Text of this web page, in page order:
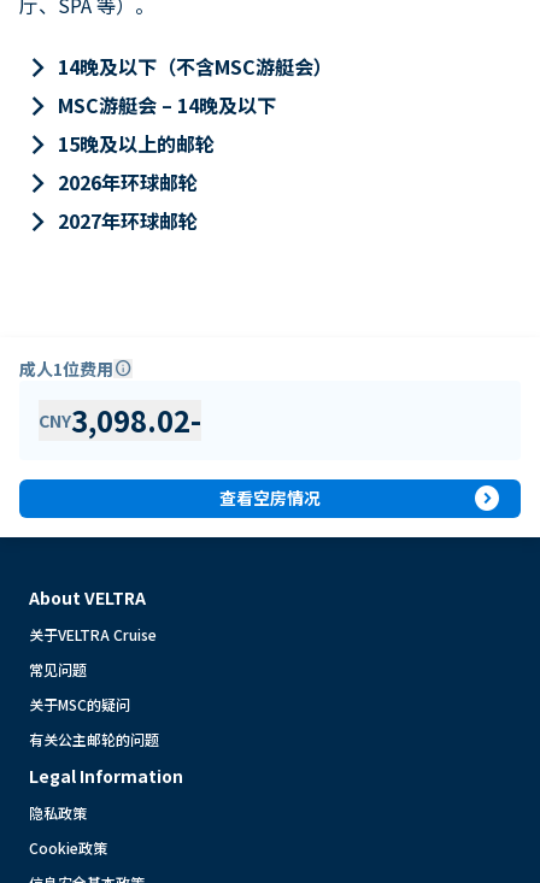
keyboard_arrow_right 14晚及以下（不含MSC游艇会）
keyboard_arrow_right MSC游艇会 – 14晚及以下
keyboard_arrow_right 15晚及以上的邮轮
keyboard_arrow_right 2026年环球邮轮
keyboard_arrow_right 2027年环球邮轮
成人1位费用info
CNY3,098.02-
查看空房情况 expand_circle_right
About VELTRA
关于VELTRA Cruise
常见问题
关于MSC的疑问
有关公主邮轮的问题
Legal Information
隐私政策
Cookie政策